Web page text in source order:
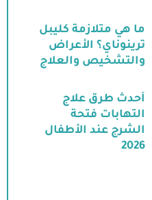
ما هي متلازمة كليبل
ترينوناي؟ الأعراض
والتشخيص والعلاج
أحدث طرق علاج
التهابات فتحة
الشرج عند الأطفال
2026